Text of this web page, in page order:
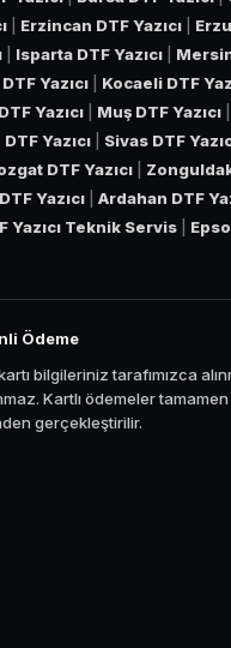
Erzincan DTF Yazıcı
Isparta DTF Yazıcı
Yazıcı Kocaeli DTF
Yazıcı Muş DTF Yazıcı
Yazıcı Sivas DTF
DTF Yazıcı Zonguldak
Yazıcı Ardahan DTF
Yazıcı Teknik Servis
Ödeme
bilgileriniz tarafımızca
Kartlı ödemeler
gerçekleştirilir.